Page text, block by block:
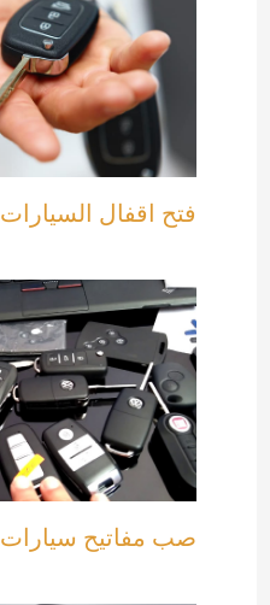
فتح اقفال السيارات 92295349
صب مفاتيح سيارات 92295349